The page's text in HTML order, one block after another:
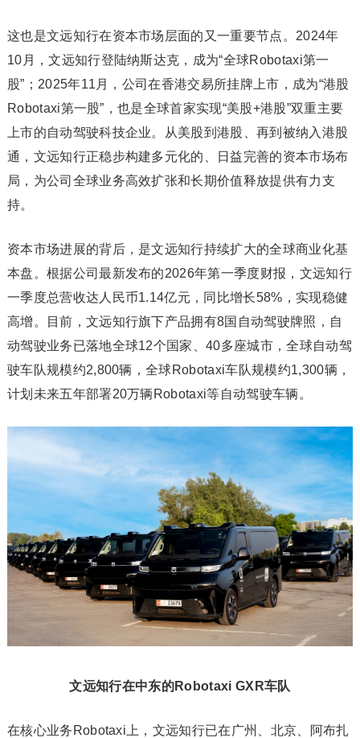
这也是文远知行在资本市场层面的又一重要节点。2024年
10月，文远知行登陆纳斯达克，成为“全球Robotaxi第一
股”；2025年11月，公司在香港交易所挂牌上市，成为“港股
Robotaxi第一股”，也是全球首家实现“美股+港股”双重主要
上市的自动驾驶科技企业。从美股到港股、再到被纳入港股
通，文远知行正稳步构建多元化的、日益完善的资本市场布
局，为公司全球业务高效扩张和长期价值释放提供有力支
持。
资本市场进展的背后，是文远知行持续扩大的全球商业化基
本盘。根据公司最新发布的2026年第一季度财报，文远知行
一季度总营收达人民币1.14亿元，同比增长58%，实现稳健
高增。目前，文远知行旗下产品拥有8国自动驾驶牌照，自
动驾驶业务已落地全球12个国家、40多座城市，全球自动驾
驶车队规模约2,800辆，全球Robotaxi车队规模约1,300辆，
计划未来五年部署20万辆Robotaxi等自动驾驶车辆。
文远知行在中东的Robotaxi GXR车队
在核心业务Robotaxi上，文远知行已在广州、北京、阿布扎